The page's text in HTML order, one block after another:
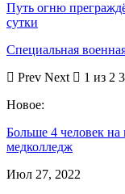
Путь огню
сутки
Специальная
Prev Next
1 из 2
Новое:
Больше 4 человек на
медколледж
Июл 27, 2022